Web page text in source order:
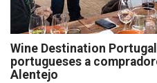
Wine Destination
portugueses a
Alentejo